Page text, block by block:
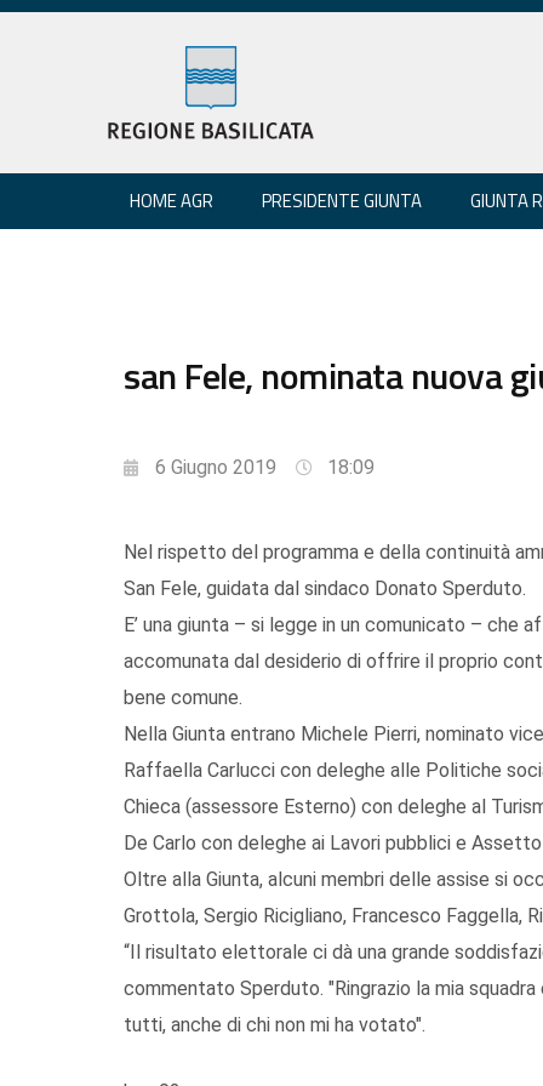
HOME AGR PRESIDENTE GIUNTA GIUNTA
san Fele, nominata nuova
6 Giugno 2019 18:09
Nel rispetto del programma e della continuità
San Fele, guidata dal sindaco Donato Sperduto.
E’ una giunta – si legge in un comunicato – che
accomunata dal desiderio di offrire il proprio
bene comune.
Nella Giunta entrano Michele Pierri, nominato
Raffaella Carlucci con deleghe alle Politiche
Chieca (assessore Esterno) con deleghe al
De Carlo con deleghe ai Lavori pubblici e
Oltre alla Giunta, alcuni membri delle assise si
Grottola, Sergio Ricigliano, Francesco Faggella,
“Il risultato elettorale ci dà una grande
commentato Sperduto. "Ringrazio la mia
tutti, anche di chi non mi ha votato".